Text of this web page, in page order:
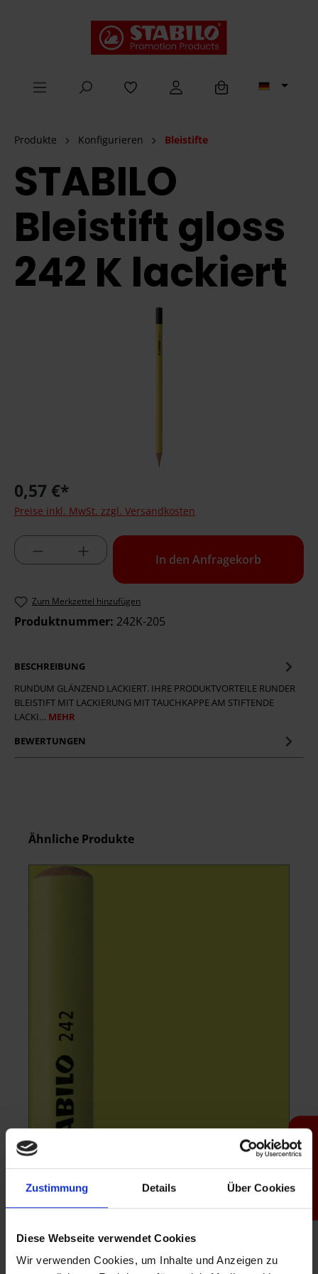
Zustimmung Details Über Cookies
Diese Webseite verwendet Cookies
Wir verwenden Cookies, um Inhalte und Anzeigen zu
Produkte Konfigurieren Bleistifte
STABILO
Bleistift gloss
242 K lackiert
0,57 €*
Preise inkl. MwSt. zzgl. Versandkosten
Produktmenge: Geben Sie die
In den Anfragekorb
Zum Merkzettel hinzufügen
Produktnummer: 242K-205
BESCHREIBUNG
RUNDUM GLÄNZEND LACKIERT. IHRE PRODUKTVORTEILE RUNDER
BLEISTIFT MIT LACKIERUNG MIT TAUCHKAPPE AM STIFTENDE
LACKI… MEHR
BEWERTUNGEN
Produktgalerie überspringen
Ähnliche Produkte
Produktfinder